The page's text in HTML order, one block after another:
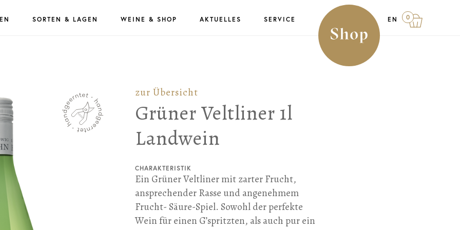
SORTEN & LAGEN WEINE & SHOP AKTUELLES SERVICE EN 0
zur Übersicht
Grüner Veltliner 1l
Landwein
CHARAKTERISTIK
Ein Grüner Veltliner mit zarter Frucht,
ansprechender Rasse und angenehmem
Frucht- Säure-Spiel. Sowohl der perfekte
Wein für einen G’spritzten, als auch pur ein